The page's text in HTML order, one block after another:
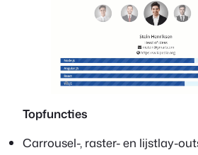
Topfuncties
Carrousel-, raster- en lijstlay-